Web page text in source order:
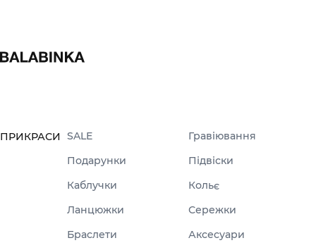
ПРИКРАСИ SALE
Гравіювання
Подарунки
Підвіски
Каблучки
Кольє
Ланцюжки
Сережки
Браслети
Аксесуари